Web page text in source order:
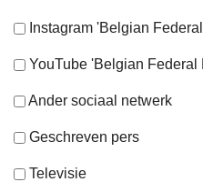
Instagram 'Belgian
YouTube 'Belgian Federal
Ander sociaal netwerk
Geschreven pers
Televisie